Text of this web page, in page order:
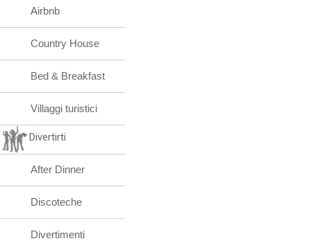
Airbnb
Country House
Bed & Breakfast
Villaggi turistici
Divertirti
After Dinner
Discoteche
Divertimenti